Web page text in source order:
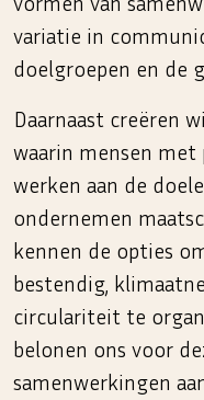
variatie in
doelgroepen en de
Daarnaast creëren
waarin mensen met
werken aan de
ondernemen
kennen de opties
bestendig,
circulariteit te
belonen ons voor
samenwerkingen